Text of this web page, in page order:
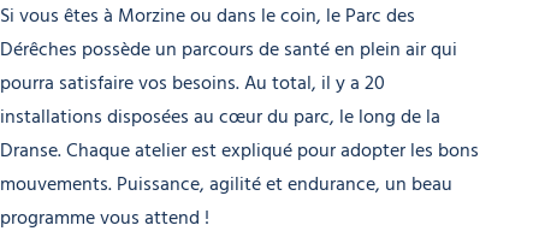
Si vous êtes à Morzine ou dans le coin, le Parc des
Dérêches possède un parcours de santé en plein air qui
pourra satisfaire vos besoins. Au total, il y a 20
installations disposées au cœur du parc, le long de la
Dranse. Chaque atelier est expliqué pour adopter les bons
mouvements. Puissance, agilité et endurance, un beau
programme vous attend !